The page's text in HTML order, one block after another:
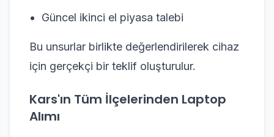
Güncel ikinci el piyasa talebi
Bu unsurlar birlikte değerlendirilerek cihaz
için gerçekçi bir teklif oluşturulur.
Kars'ın Tüm İlçelerinden Laptop
Alımı